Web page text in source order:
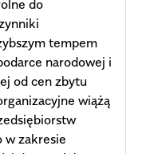
do
tempem
narodowej i
od cen zbytu
wiążą
w zakresie